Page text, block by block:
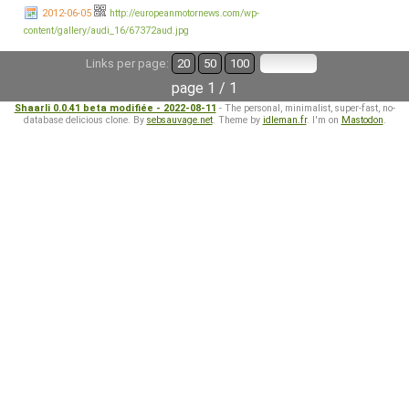
2012-06-05
http://europeanmotornews.com/wp-
content/gallery/audi_16/67372aud.jpg
Links per page: 20 50 100
page 1 / 1
Shaarli 0.0.41 beta modifiée - 2022-08-11 - The personal, minimalist, super-fast, no-
database delicious clone. By sebsauvage.net. Theme by idleman.fr. I'm on Mastodon.